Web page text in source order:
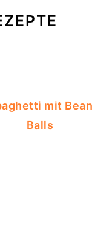
mit Bean
Balls